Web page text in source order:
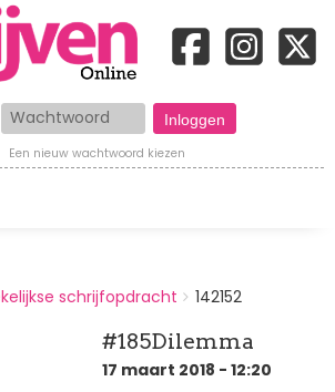
Wachtwoord
Een nieuw wachtwoord kiezen
schrijfopdracht 142152
#185Dilemma
17 maart 2018 - 12:20